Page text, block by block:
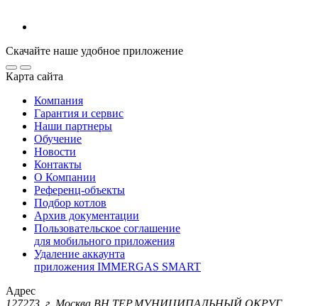
Скачайте наше удобное приложение
Карта сайта
Компания
Гарантия и сервис
Наши партнеры
Обучение
Новости
Контакты
О Компании
Референц-объекты
Подбор котлов
Архив документации
Пользовательское соглашение
для мобильного приложения
Удаление аккаунта
приложения IMMERGAS SMART
Адрес
127273, г. Москва ВН.ТЕР.МУНИЦИПАЛЬНЫЙ ОКРУГ